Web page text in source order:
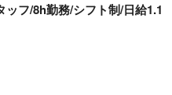
フ/8h勤務/シフト制/日給1.1